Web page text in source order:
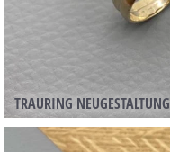
TRAURING NEUGESTALTUNG